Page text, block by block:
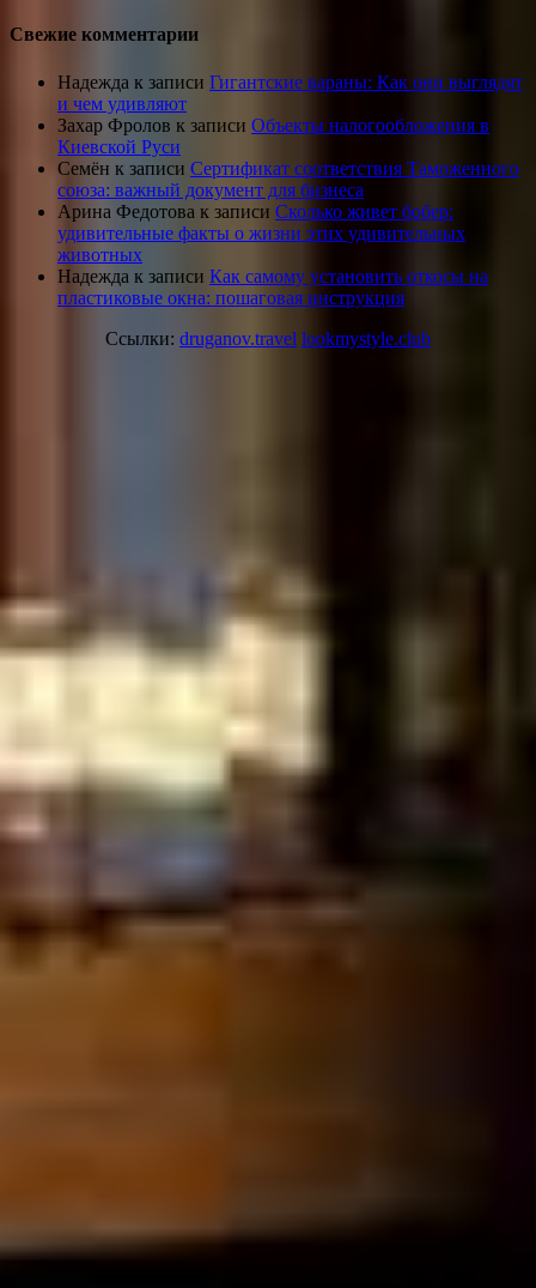
Свежие комментарии
Надежда к записи Гигантские вараны: Как они выглядят
и чем удивляют
Захар Фролов к записи Объекты налогообложения в
Киевской Руси
Семён к записи Сертификат соответствия Таможенного
союза: важный документ для бизнеса
Арина Федотова к записи Сколько живет бобер:
удивительные факты о жизни этих удивительных
животных
Надежда к записи Как самому установить откосы на
пластиковые окна: пошаговая инструкция
Ссылки: druganov.travel lookmystyle.club